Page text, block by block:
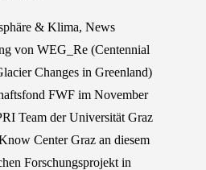
& Klima, News
von WEG_Re (Centennial
Changes in Greenland)
FWF im November
Team der Universität Graz
Center Graz an diesem
Forschungsprojekt in